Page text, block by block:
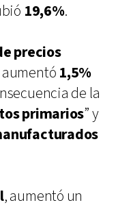
19,6%.
precios
aumentó 1,5%
de la
primarios” y
, aumentó un